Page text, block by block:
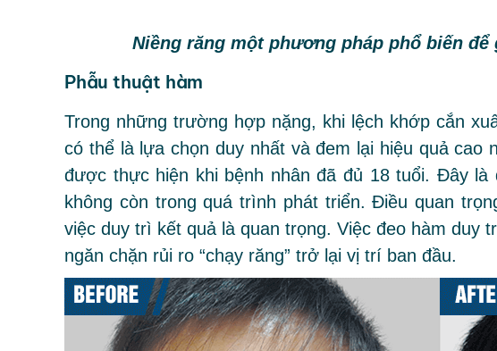
Niềng răng một phương pháp phổ biến
Phẫu thuật hàm
Trong những trường hợp nặng, khi lệch khớp cắn
có thể là lựa chọn duy nhất và đem lại hiệu quả cao
được thực hiện khi bệnh nhân đã đủ 18 tuổi. Đây
không còn trong quá trình phát triển. Điều quan
việc duy trì kết quả là quan trọng. Việc đeo hàm duy
ngăn chặn rủi ro “chạy răng” trở lại vị trí ban đầu.